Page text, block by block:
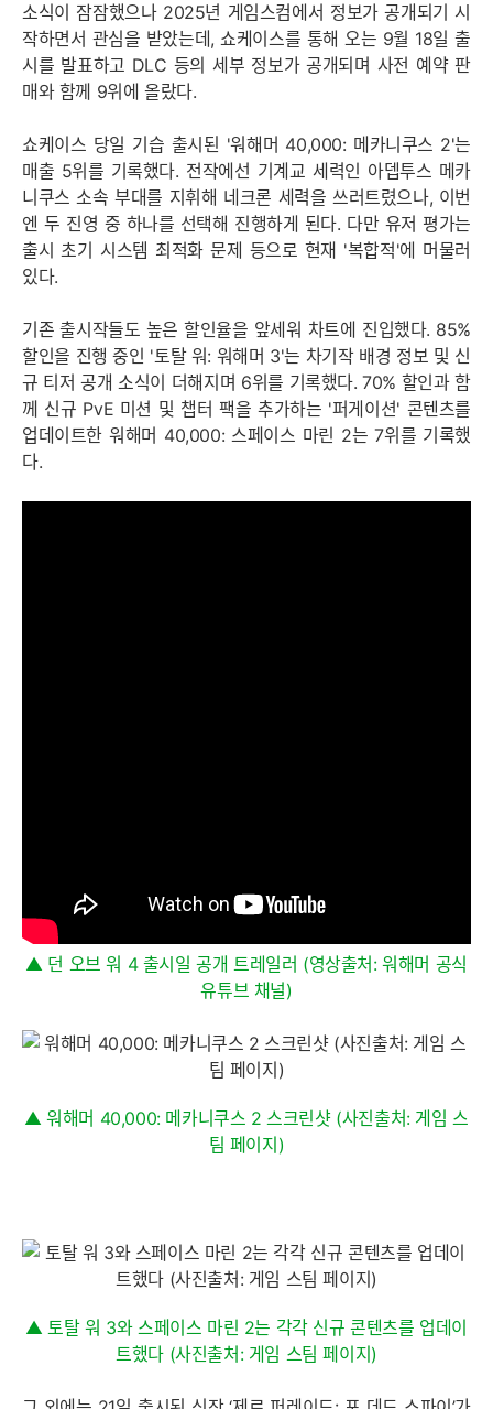
소식이 잠잠했으나 2025년 게임스컴에서 정보가 공개되기 시
작하면서 관심을 받았는데, 쇼케이스를 통해 오는 9월 18일 출
시를 발표하고 DLC 등의 세부 정보가 공개되며 사전 예약 판
매와 함께 9위에 올랐다.
쇼케이스 당일 기습 출시된 '워해머 40,000: 메카니쿠스 2'는
매출 5위를 기록했다. 전작에선 기계교 세력인 아뎁투스 메카
니쿠스 소속 부대를 지휘해 네크론 세력을 쓰러트렸으나, 이번
엔 두 진영 중 하나를 선택해 진행하게 된다. 다만 유저 평가는
출시 초기 시스템 최적화 문제 등으로 현재 '복합적'에 머물러
있다.
기존 출시작들도 높은 할인율을 앞세워 차트에 진입했다. 85%
할인을 진행 중인 '토탈 워: 워해머 3'는 차기작 배경 정보 및 신
규 티저 공개 소식이 더해지며 6위를 기록했다. 70% 할인과 함
께 신규 PvE 미션 및 챕터 팩을 추가하는 '퍼게이션' 콘텐츠를
업데이트한 워해머 40,000: 스페이스 마린 2는 7위를 기록했
다.
▲ 던 오브 워 4 출시일 공개 트레일러 (영상출처: 워해머 공식
유튜브 채널)
▲ 워해머 40,000: 메카니쿠스 2 스크린샷 (사진출처: 게임 스
팀 페이지)
▲ 토탈 워 3와 스페이스 마린 2는 각각 신규 콘텐츠를 업데이
트했다 (사진출처: 게임 스팀 페이지)